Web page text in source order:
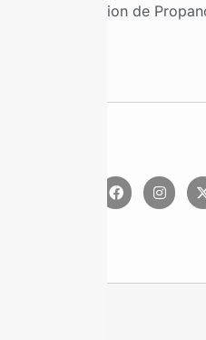
Produccion de